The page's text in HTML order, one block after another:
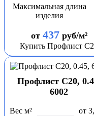
Максимальная длина
изделия
от 437руб/м²
Купить Профлист
Профлист С20,
6002
Вес м²
от